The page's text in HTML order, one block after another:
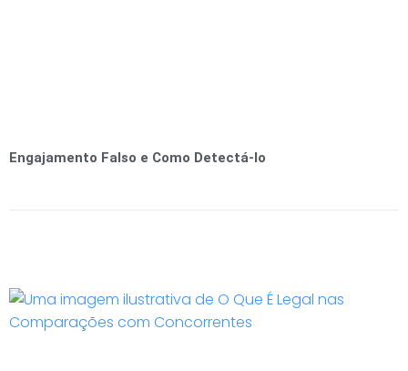
Engajamento Falso e Como Detectá-lo